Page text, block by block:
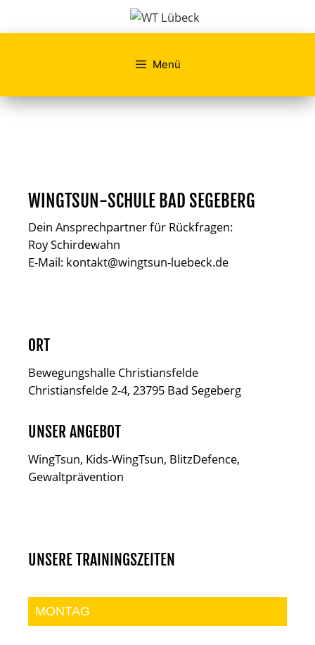
Menü
WINGTSUN-SCHULE BAD SEGEBERG
Dein Ansprechpartner für Rückfragen:
Roy Schirdewahn
E-Mail: kontakt@wingtsun-luebeck.de
ORT
Bewegungshalle Christiansfelde
Christiansfelde 2-4, 23795 Bad Segeberg
UNSER ANGEBOT
WingTsun, Kids-WingTsun, BlitzDefence,
Gewaltprävention
UNSERE TRAININGSZEITEN
MONTAG